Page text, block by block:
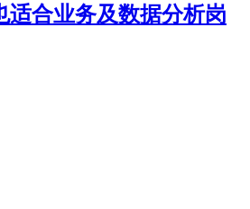
适合业务及数据分析岗